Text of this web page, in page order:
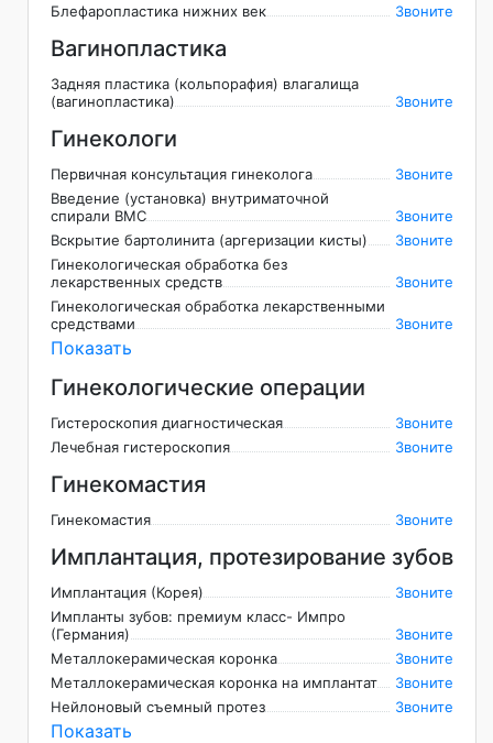
Блефаропластика нижних век
Звоните
Вагинопластика
Задняя пластика (кольпорафия) влагалища
(вагинопластика)
Звоните
Гинекологи
Первичная консультация гинеколога
Звоните
Введение (установка) внутриматочной
спирали ВМС
Звоните
Вскрытие бартолинита (аргеризации кисты)
Звоните
Гинекологическая обработка без
лекарственных средств
Звоните
Гинекологическая обработка лекарственными
средствами
Звоните
Показать
Гинекологические операции
Гистероскопия диагностическая
Звоните
Лечебная гистероскопия
Звоните
Гинекомастия
Гинекомастия Звоните
Имплантация, протезирование зубов
Имплантация (Корея)
Звоните
Импланты зубов: премиум класс- Импро
(Германия)
Звоните
Металлокерамическая коронка
Звоните
Металлокерамическая коронка на имплантат
Звоните
Нейлоновый съемный протез
Звоните
Показать